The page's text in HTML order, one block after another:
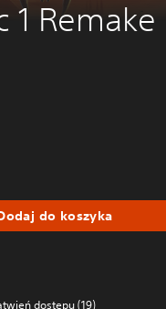
1 Remake
do koszyka
dostępu (19)